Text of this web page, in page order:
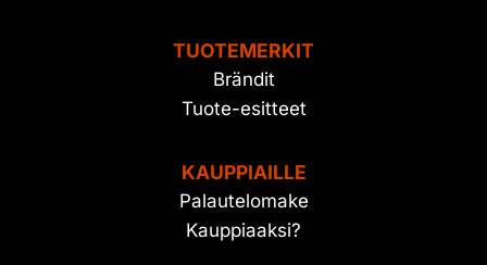
TUOTEMERKIT
Brändit
Tuote-esitteet
KAUPPIAILLE
Palautelomake
Kauppiaaksi?